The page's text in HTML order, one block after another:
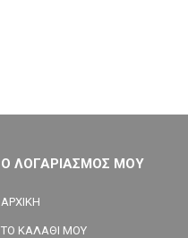
Ο ΛΟΓΑΡΙΑΣΜΟΣ ΜΟΥ
ΑΡΧΙΚΗ
ΤΟ ΚΑΛΑΘΙ ΜΟΥ